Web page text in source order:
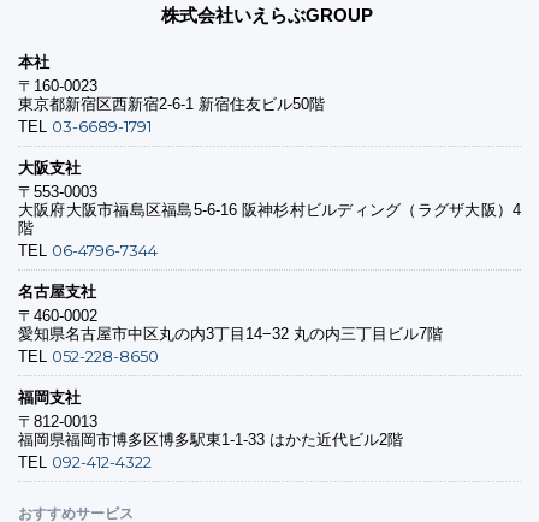
株式会社いえらぶGROUP
本社
〒160-0023
東京都新宿区西新宿2-6-1 新宿住友ビル50階
TEL 03-6689-1791
大阪支社
〒553-0003
大阪府大阪市福島区福島5-6-16 阪神杉村ビルディング（ラグザ大阪）4
階
TEL 06-4796-7344
名古屋支社
〒460-0002
愛知県名古屋市中区丸の内3丁目14−32 丸の内三丁目ビル7階
TEL 052-228-8650
福岡支社
〒812-0013
福岡県福岡市博多区博多駅東1-1-33 はかた近代ビル2階
TEL 092-412-4322
おすすめサービス